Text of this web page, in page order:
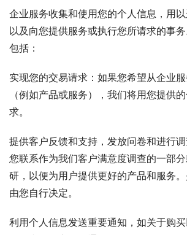
企业服务收集和使用您的个人信息，用以
以及向您提供服务或执行您所请求的事
包括：
实现您的交易请求：如果您希望从企业
（例如产品或服务），我们将用您提供
求。
提供客户反馈和支持，发放问卷和进行
您联系作为我们客户满意度调查的一部
研，以便为用户提供更好的产品和服务
由您自行决定。
利用个人信息发送重要通知，如关于购买